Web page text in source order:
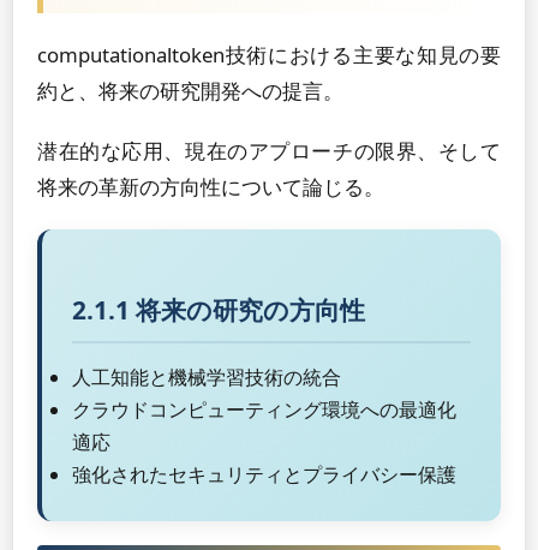
computationaltoken技術における主要な知見の要
約と、将来の研究開発への提言。
潜在的な応用、現在のアプローチの限界、そして
将来の革新の方向性について論じる。
2.1.1 将来の研究の方向性
人工知能と機械学習技術の統合
クラウドコンピューティング環境への最適化
適応
強化されたセキュリティとプライバシー保護